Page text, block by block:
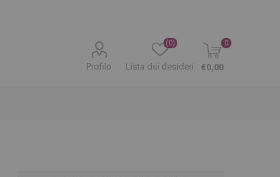
Profilo Lista dei desideri
(0) 0
€0,00